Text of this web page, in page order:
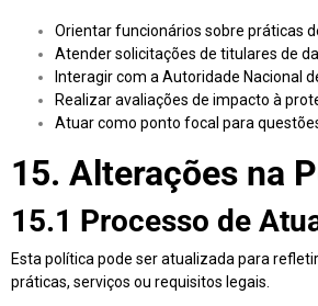
Orientar funcionários sobre práticas
Atender solicitações de titulares de
Interagir com a Autoridade Nacional
Realizar avaliações de impacto à
Atuar como ponto focal para
15. Alterações na
15.1 Processo de
Esta política pode ser atualizada para
práticas, serviços ou requisitos legais.